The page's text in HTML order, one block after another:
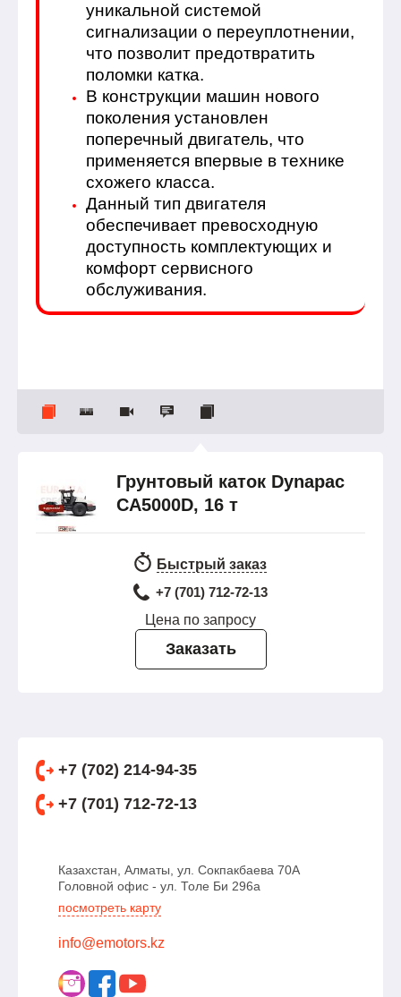
уникальной системой
сигнализации о переуплотнении,
что позволит предотвратить
поломки катка.
В конструкции машин нового
поколения установлен
поперечный двигатель, что
применяется впервые в технике
схожего класса.
Данный тип двигателя
обеспечивает превосходную
доступность комплектующих и
комфорт сервисного
обслуживания.
Грунтовый каток Dynapac
CA5000D, 16 т
Быстрый заказ
+7 (701) 712-72-13
Цена по запросу
Заказать
+7 (702) 214-94-35
+7 (701) 712-72-13
Казахстан, Алматы, ул. Сокпакбаева 70А
Головной офис - ул. Толе Би 296а
посмотреть карту
info@emotors.kz